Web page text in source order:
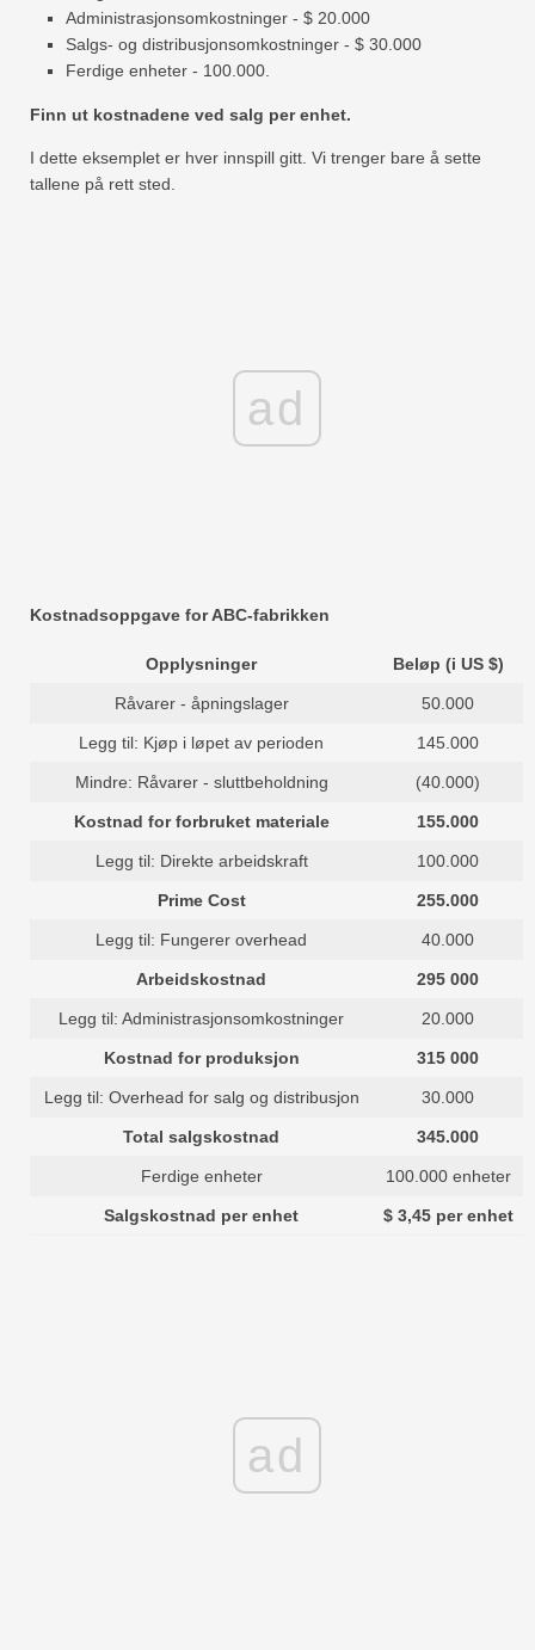
Administrasjonsomkostninger - $ 20.000
Salgs- og distribusjonsomkostninger - $ 30.000
Ferdige enheter - 100.000.
Finn ut kostnadene ved salg per enhet.
I dette eksemplet er hver innspill gitt. Vi trenger bare å sette
tallene på rett sted.
ad
Kostnadsoppgave for ABC-fabrikken
Opplysninger Beløp (i US $)
Råvarer - åpningslager 50.000
Legg til: Kjøp i løpet av perioden 145.000
Mindre: Råvarer - sluttbeholdning (40.000)
Kostnad for forbruket materiale 155.000
Legg til: Direkte arbeidskraft 100.000
Prime Cost 255.000
Legg til: Fungerer overhead 40.000
Arbeidskostnad 295 000
Legg til: Administrasjonsomkostninger 20.000
Kostnad for produksjon 315 000
Legg til: Overhead for salg og distribusjon 30.000
Total salgskostnad 345.000
Ferdige enheter 100.000 enheter
Salgskostnad per enhet $ 3,45 per enhet
ad